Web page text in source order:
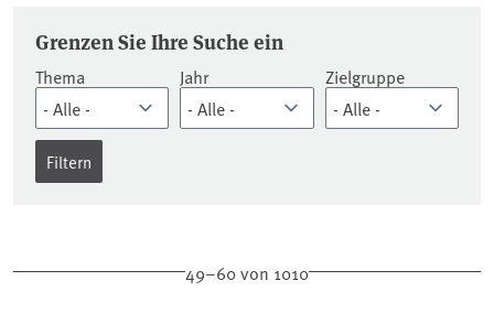
Pressemitteilungen
Grenzen Sie Ihre Suche ein
Thema Jahr Zielgruppe
49–60 von 1010